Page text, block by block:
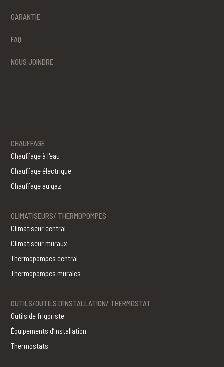
GARANTIE
FAQ
NOUS JOINDRE
CHAUFFAGE
Chauffage à l'eau
Chauffage électrique
Chauffage au gaz
CLIMATISEURS/ THERMOPOMPES
Climatiseur central
Climatiseur muraux
Thermopompes central
Thermopompes murales
OUTILS/OUTILS D’INSTALLATION/ THERMOSTAT
Outils de frigoriste
Équipements d’installation
Thermostats